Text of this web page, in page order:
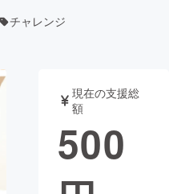
ロジェクト
音楽
ト ゲーム・サ
チャレンジ
現在の支援総
額
500